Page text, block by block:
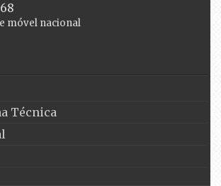
móvel nacional
Técnica